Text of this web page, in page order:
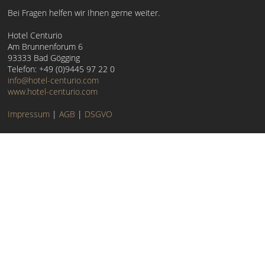
Bei Fragen helfen wir Ihnen gerne weiter.
Hotel Centurio
Am Brunnenforum 6
93333 Bad Gögging
Telefon: +49 (0)9445 97 22 0
info@hotel-centurio.com
www.hotel-centurio.com
Impressum | AGB | DSGVO